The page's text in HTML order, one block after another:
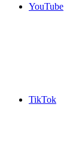
YouTube
TikTok